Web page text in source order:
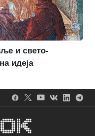
и свето-
идеја